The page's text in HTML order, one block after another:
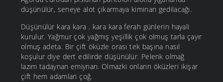
düşünülür, seneye alot çıkarmaya kiminan gedilacağı.
Düşünülür kara kara . kara kara ferah günlerin hayali
kurulur. Yağmur çok yağmış yeşillik çok olmuş tarla çayır
olmuş adeta. Bir çift öküzle orası tek başına nasıl
koşulur diye dert edilirde düşünülür. Pelenk olmağ
lazım tadaynan emiynan. Olmazki onların öküzleri ikişar
çift hem adamlari çoğ.